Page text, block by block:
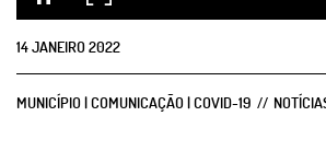
14JANEIRO2022
MUNICÍPIO | COMUNICAÇÃO | COVID-19